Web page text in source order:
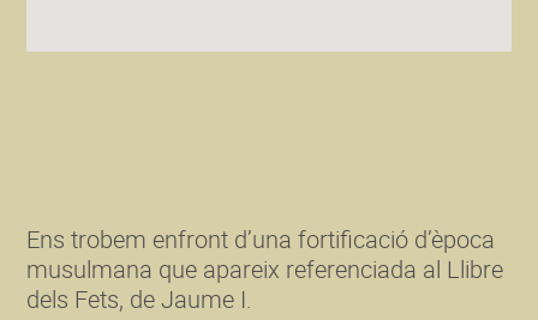
Ens trobem enfront d’una fortificació d’època
musulmana que apareix referenciada al Llibre
dels Fets, de Jaume I.